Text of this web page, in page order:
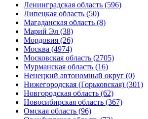
Ленинградская область (596)
Липецкая область (50)
Магаданская область (8)
Марий Эл (38)
Мордовия (26)
Москва (4974)
Московская область (2705)
Мурманская область (16)
Ненецкий автономный округ (0)
Нижегородская (Горьковская) (301)
Новгородская область (62)
Новосибирская область (367)
Омская область (96)